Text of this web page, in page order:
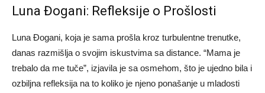
Luna Đogani: Refleksije o Prošlosti
Luna Đogani, koja je sama prošla kroz turbulentne trenutke,
danas razmišlja o svojim iskustvima sa distance. “Mama je
trebalo da me tuče”, izjavila je sa osmehom, što je ujedno bila i
ozbiljna refleksija na to koliko je njeno ponašanje u mladosti